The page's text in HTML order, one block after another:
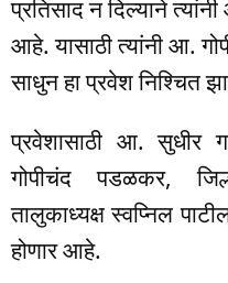
प्रतिसाद न दिल्याने
आहे. यासाठी त्यांनी आ.
साधुन हा प्रवेश निश्चित
प्रवेशासाठी आ.
गोपीचंद पडळकर,
तालुकाध्यक्ष स्वप्निल
होणार आहे.